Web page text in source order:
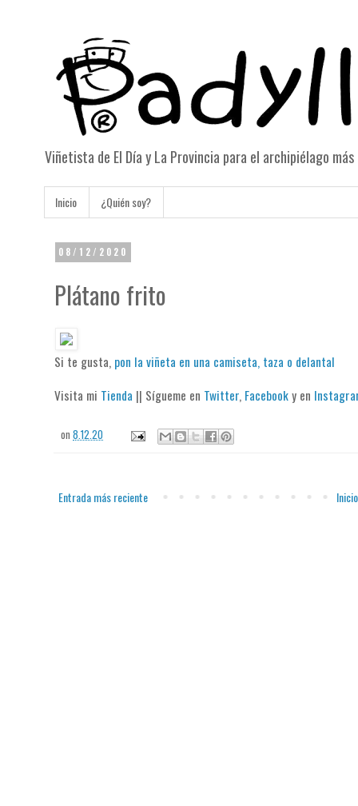
Viñetista de El Día y La Provincia para el archipiélago
Inicio ¿Quién soy?
08/12/2020
Plátano frito
Si te gusta, pon la viñeta en una camiseta, taza o delantal
Visita mi Tienda || Sígueme en Twitter, Facebooky en
on8.12.20
Entrada más reciente Inicio